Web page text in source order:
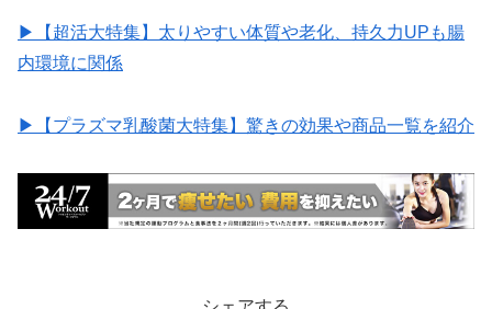
▶︎【超活大特集】太りやすい体質や老化、持久力UPも腸
内環境に関係
▶︎【プラズマ乳酸菌大特集】驚きの効果や商品一覧を紹介